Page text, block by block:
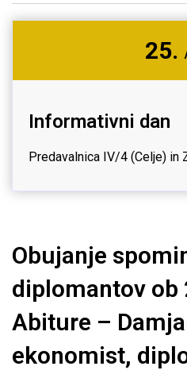
25.
Informativni dan
Predavalnica IV/4 (Celje) in
Obujanje
diplomantov ob
Abiture –
ekonomist,